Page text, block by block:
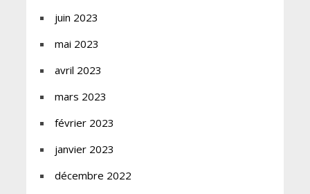
juin 2023
mai 2023
avril 2023
mars 2023
février 2023
janvier 2023
décembre 2022